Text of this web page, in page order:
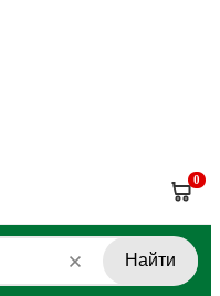
0
Найти